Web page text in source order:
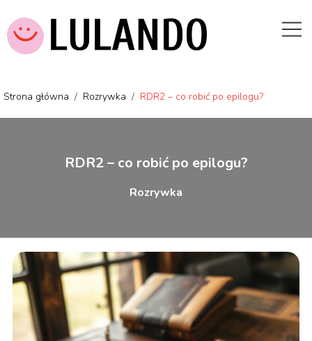
Strona główna / Rozrywka / RDR2 – co robić po epilogu?
RDR2 – co robić po epilogu?
Rozrywka